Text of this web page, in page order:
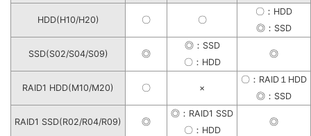
HDD(H10/H20) 〇 〇
〇：HDD
◎：SSD
SSD(S02/S04/S09) ◎
◎：SSD
◎
〇：HDD
RAID1 HDD(M10/M20) 〇 ×
〇：RAID１HDD
◎：SSD
RAID1 SSD(R02/R04/R09) ◎
◎：RAID1 SSD
◎
〇：HDD